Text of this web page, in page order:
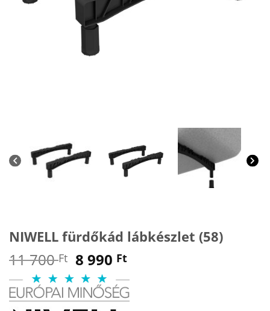
NIWELL fürdőkád lábkészlet (58)
11 700Ft Original
price
was:
11
8 990 FtCurrent
is:
8